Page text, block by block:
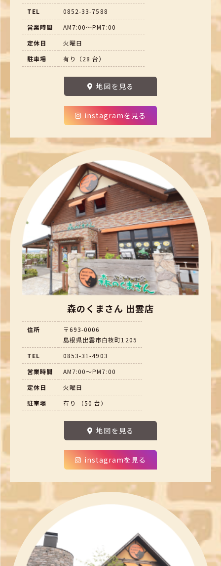
TEL
0852-33-7588
営業時間
AM7:00～PM7:00
定休日
火曜日
駐車場
有り（28 台）
地図を見る
instagramを見る
森のくまさん 出雲店
住所
〒693-0006
島根県出雲市白枝町1205
TEL
0853-31-4903
営業時間
AM7:00～PM7:00
定休日
火曜日
駐車場
有り （50 台）
地図を見る
instagramを見る